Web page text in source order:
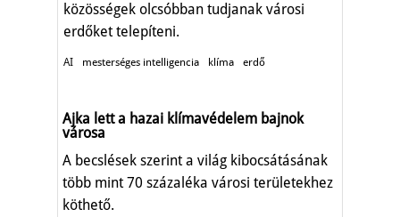
közösségek olcsóbban tudjanak városi
erdőket telepíteni.
AI mesterséges intelligencia klíma erdő
Ajka lett a hazai klímavédelem bajnok
városa
A becslések szerint a világ kibocsátásának
több mint 70 százaléka városi területekhez
köthető.